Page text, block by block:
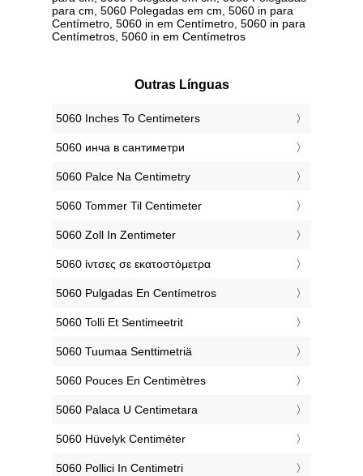
para cm, 5060 Polegadas em cm, 5060 in para
Centímetro, 5060 in em Centímetro, 5060 in para
Centímetros, 5060 in em Centímetros
Outras Línguas
‎5060 Inches To Centimeters
‎5060 инча в сантиметри
‎5060 Palce Na Centimetry
‎5060 Tommer Til Centimeter
‎5060 Zoll In Zentimeter
‎5060 ίντσες σε εκατοστόμετρα
‎5060 Pulgadas En Centímetros
‎5060 Tolli Et Sentimeetrit
‎5060 Tuumaa Senttimetriä
‎5060 Pouces En Centimètres
‎5060 Palaca U Centimetara
‎5060 Hüvelyk Centiméter
‎5060 Pollici In Centimetri